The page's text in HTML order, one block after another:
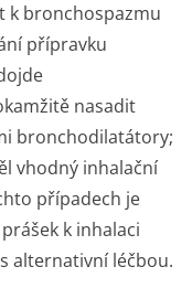
k bronchospazmu
přípravku
nasadit
bronchodilatátory;
vhodný inhalační
případech je
k inhalaci
alternativní léčbou.